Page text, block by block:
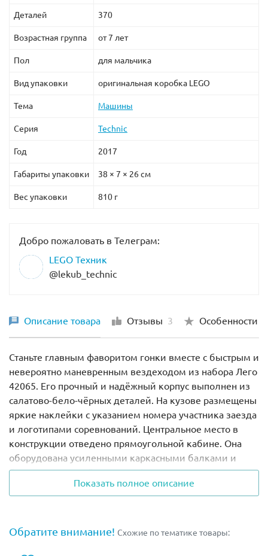
Деталей 370
Возрастная группа от 7 лет
Пол для мальчика
Вид упаковки оригинальная коробка LEGO
Тема Машины
Серия Technic
Год 2017
Габариты упаковки 38 × 7 × 26 см
Вес упаковки 810 г
Добро пожаловать в Телеграм:
LEGO Техник
@lekub_technic
Описание товара Отзывы 3 Особенности
Станьте главным фаворитом гонки вместе с быстрым и
невероятно маневренным вездеходом из набора Лего
42065. Его прочный и надёжный корпус выполнен из
салатово-бело-чёрных деталей. На кузове размещены
яркие наклейки с указанием номера участника заезда
и логотипами соревнований. Центральное место в
конструкции отведено прямоугольной кабине. Она
оборудована усиленными каркасными балками и
боковыми заострёнными дефлекторами.
Перед кабиной располагается массивный капот. Его
противоударный передний бампер, соединённый с
Показать полное описание
Обратите внимание! Схожие по тематике товары: